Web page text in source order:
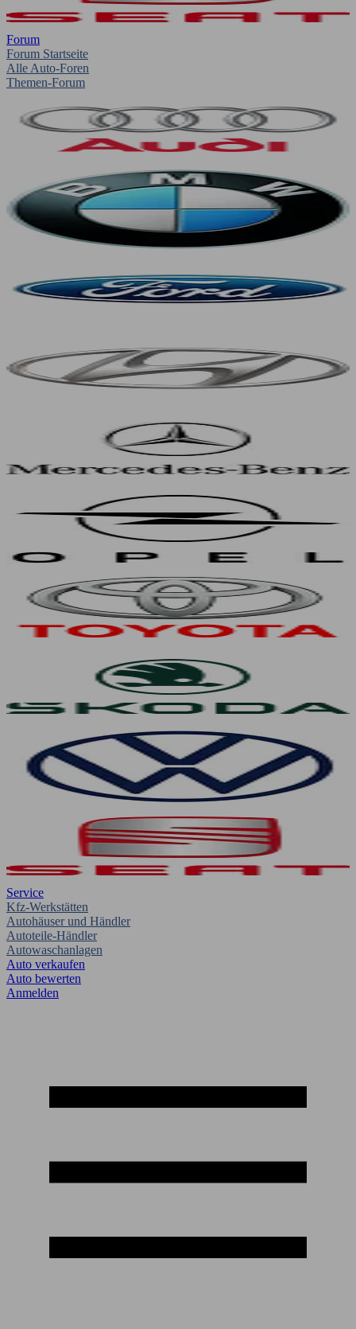
Forum
Forum Startseite
Alle Auto-Foren
Themen-Forum
Service
Kfz-Werkstätten
Autohäuser und Händler
Autoteile-Händler
Autowaschanlagen
Auto verkaufen
Auto bewerten
Anmelden